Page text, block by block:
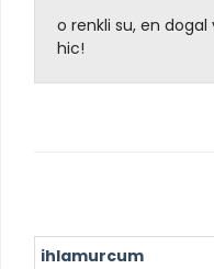
o renkli su, en
hic!
ihlamurcum